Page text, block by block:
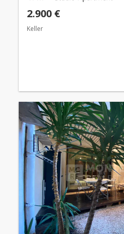
2.900 €
Keller